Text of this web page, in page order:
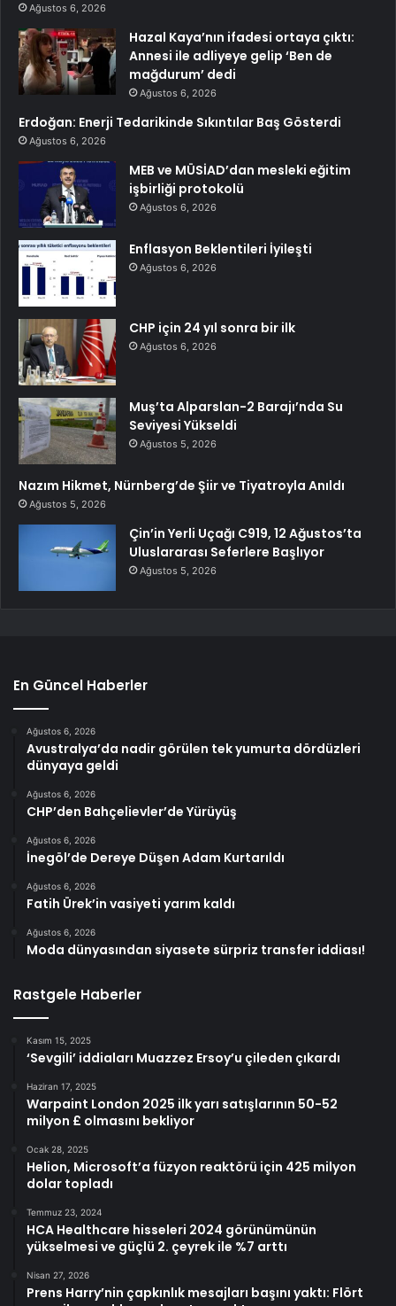
Ağustos 6, 2026
Hazal Kaya’nın ifadesi ortaya çıktı:
Annesi ile adliyeye gelip ‘Ben de
mağdurum’ dedi
Ağustos 6, 2026
Erdoğan: Enerji Tedarikinde Sıkıntılar Baş Gösterdi
Ağustos 6, 2026
MEB ve MÜSİAD’dan mesleki eğitim
işbirliği protokolü
Ağustos 6, 2026
Enflasyon Beklentileri İyileşti
Ağustos 6, 2026
CHP için 24 yıl sonra bir ilk
Ağustos 6, 2026
Muş’ta Alparslan-2 Barajı’nda Su
Seviyesi Yükseldi
Ağustos 5, 2026
Nazım Hikmet, Nürnberg’de Şiir ve Tiyatroyla Anıldı
Ağustos 5, 2026
Çin’in Yerli Uçağı C919, 12 Ağustos’ta
Uluslararası Seferlere Başlıyor
Ağustos 5, 2026
En Güncel Haberler
Ağustos 6, 2026
Avustralya’da nadir görülen tek yumurta dördüzleri
dünyaya geldi
Ağustos 6, 2026
CHP’den Bahçelievler’de Yürüyüş
Ağustos 6, 2026
İnegöl’de Dereye Düşen Adam Kurtarıldı
Ağustos 6, 2026
Fatih Ürek’in vasiyeti yarım kaldı
Ağustos 6, 2026
Moda dünyasından siyasete sürpriz transfer iddiası!
Rastgele Haberler
Kasım 15, 2025
‘Sevgili’ iddiaları Muazzez Ersoy’u çileden çıkardı
Haziran 17, 2025
Warpaint London 2025 ilk yarı satışlarının 50-52
milyon £ olmasını bekliyor
Ocak 28, 2025
Helion, Microsoft’a füzyon reaktörü için 425 milyon
dolar topladı
Temmuz 23, 2024
HCA Healthcare hisseleri 2024 görünümünün
yükselmesi ve güçlü 2. çeyrek ile %7 arttı
Nisan 27, 2026
Prens Harry’nin çapkınlık mesajları başını yaktı: Flört